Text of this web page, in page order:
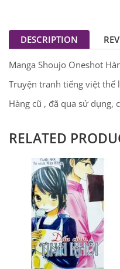
DESCRIPTION
Manga Shoujo Oneshot
Truyện tranh tiếng việt thể
Hàng cũ , đã qua sử dụng,
RELATED